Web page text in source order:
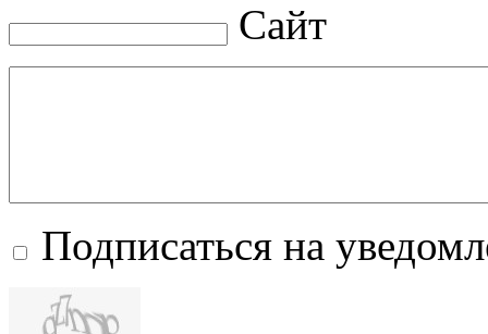
Сайт
Подписаться на